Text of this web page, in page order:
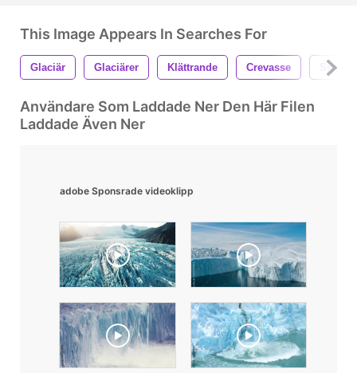
This Image Appears In Searches For
Glaciär Glaciärer Klättrande Crevasse Snö
Användare Som Laddade Ner Den Här Filen
Laddade Även Ner
adobe Sponsrade videoklipp